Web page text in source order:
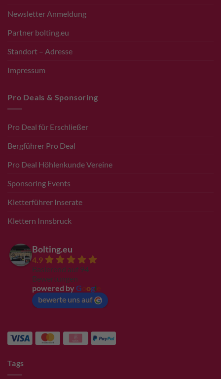
Newsletter Anmeldung
Partner bolting.eu
Standort – Adresse
Impressum
Pro Deals & Sponsoring
Pro Deal für Erschließer
Bergführer Pro Deal
Pro Deal Höhlenkunde Vereine
Sponsoring Events
Kletterführer Inserate
Klettern Innsbruck
Bolting.eu
4.9
Basierend auf 94
Bewertungen
powered by G ogl
bewerte uns auf
Tags